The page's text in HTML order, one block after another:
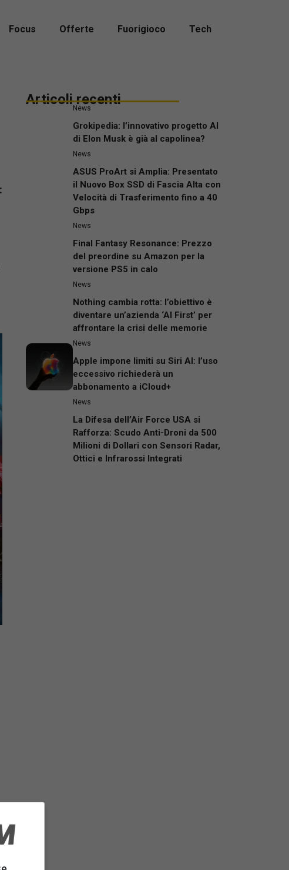
Focus Offerte Fuorigioco Tech
Articoli recenti
News
Grokipedia: l’innovativo progetto AI
di Elon Musk è già al capolinea?
News
ASUS ProArt si Amplia: Presentato
il Nuovo Box SSD di Fascia Alta con
Velocità di Trasferimento fino a 40
Gbps
News
Final Fantasy Resonance: Prezzo
del preordine su Amazon per la
versione PS5 in calo
News
Nothing cambia rotta: l’obiettivo è
diventare un’azienda ‘AI First’ per
affrontare la crisi delle memorie
News
Apple impone limiti su Siri AI: l’uso
eccessivo richiederà un
abbonamento a iCloud+
News
La Difesa dell’Air Force USA si
Rafforza: Scudo Anti-Droni da 500
Milioni di Dollari con Sensori Radar,
Ottici e Infrarossi Integrati